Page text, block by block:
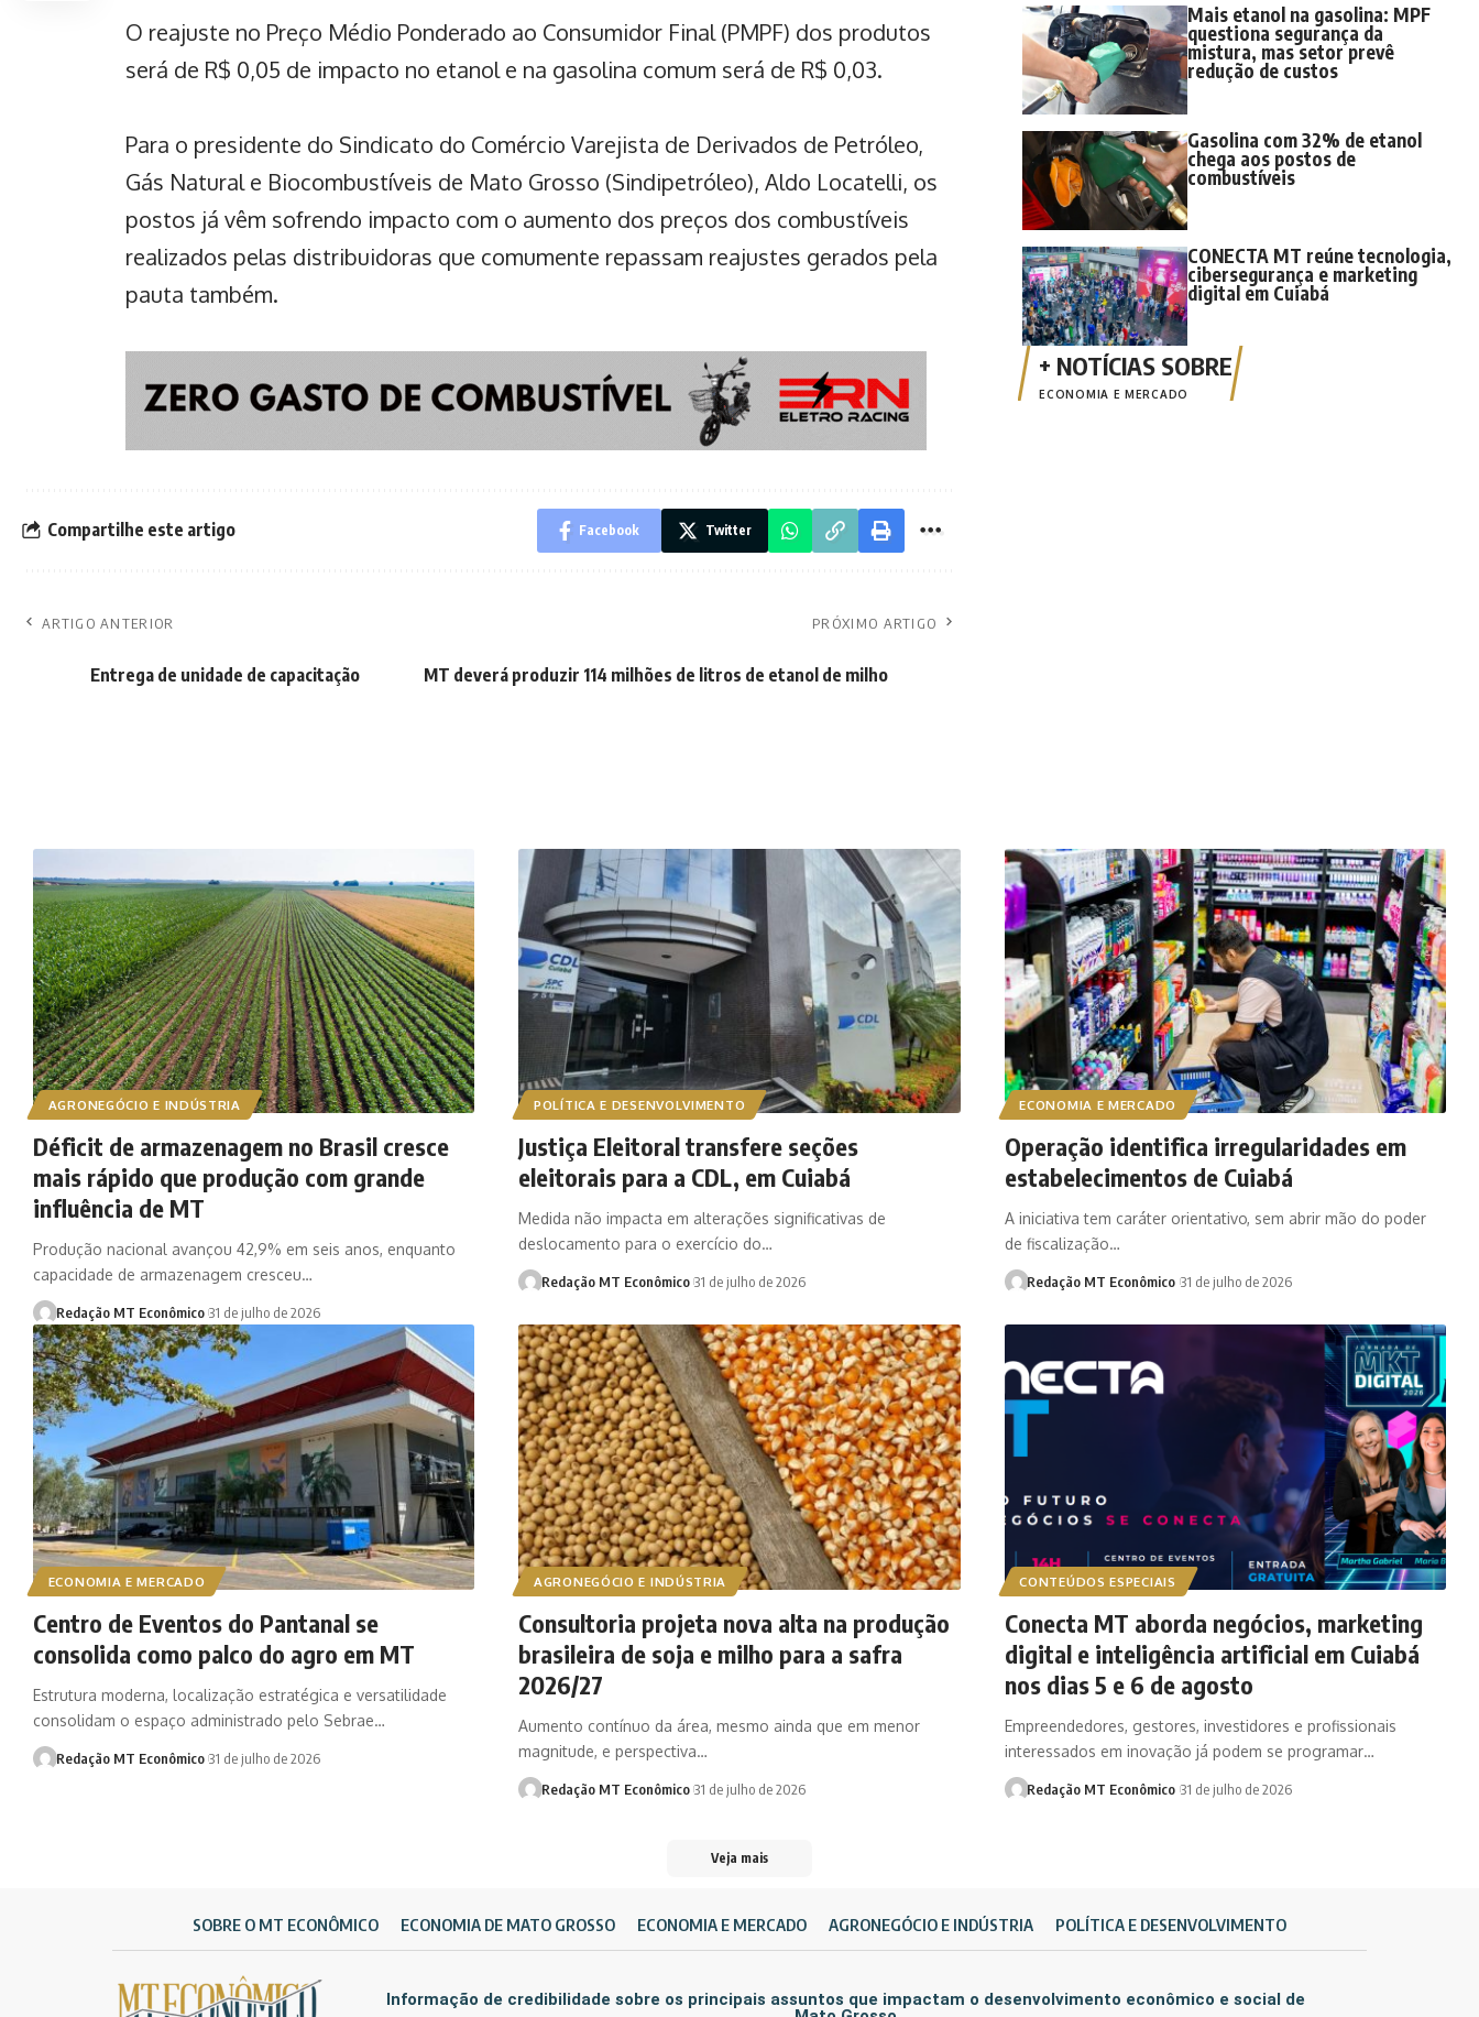
O reajuste no Preço Médio Ponderado ao Consumidor Final (PMPF) dos produtos
será de R$ 0,05 de impacto no etanol e na gasolina comum será de R$ 0,03.
Para o presidente do Sindicato do Comércio Varejista de Derivados de Petróleo,
Gás Natural e Biocombustíveis de Mato Grosso (Sindipetróleo), Aldo Locatelli, os
postos já vêm sofrendo impacto com o aumento dos preços dos combustíveis
realizados pelas distribuidoras que comumente repassam reajustes gerados pela
pauta também.
Compartilhe este artigo Facebook Twitter
ARTIGO ANTERIOR
Entrega de unidade de capacitação
PRÓXIMO ARTIGO
MT deverá produzir 114 milhões de litros de etanol de milho
Mais etanol na gasolina: MPF
questiona segurança da
mistura, mas setor prevê
redução de custos
Gasolina com 32% de etanol
chega aos postos de
combustíveis
CONECTA MT reúne tecnologia,
cibersegurança e marketing
digital em Cuiabá
ECONOMIA E MERCADO
AGRONEGÓCIO E INDÚSTRIA
Déficit de armazenagem no Brasil cresce
mais rápido que produção com grande
influência de MT
Produção nacional avançou 42,9% em seis anos, enquanto
capacidade de armazenagem cresceu…
Redação MT Econômico 31 de julho de 2026
POLÍTICA E DESENVOLVIMENTO
Justiça Eleitoral transfere seções
eleitorais para a CDL, em Cuiabá
Medida não impacta em alterações significativas de
deslocamento para o exercício do…
Redação MT Econômico 31 de julho de 2026
ECONOMIA E MERCADO
Operação identifica irregularidades em
estabelecimentos de Cuiabá
A iniciativa tem caráter orientativo, sem abrir mão do poder
de fiscalização…
Redação MT Econômico 31 de julho de 2026
ECONOMIA E MERCADO
Centro de Eventos do Pantanal se
consolida como palco do agro em MT
Estrutura moderna, localização estratégica e versatilidade
consolidam o espaço administrado pelo Sebrae…
Redação MT Econômico 31 de julho de 2026
AGRONEGÓCIO E INDÚSTRIA
Consultoria projeta nova alta na produção
brasileira de soja e milho para a safra
2026/27
Aumento contínuo da área, mesmo ainda que em menor
magnitude, e perspectiva…
Redação MT Econômico 31 de julho de 2026
CONTEÚDOS ESPECIAIS
Conecta MT aborda negócios, marketing
digital e inteligência artificial em Cuiabá
nos dias 5 e 6 de agosto
Empreendedores, gestores, investidores e profissionais
interessados em inovação já podem se programar…
Redação MT Econômico 31 de julho de 2026
Veja mais
SOBRE O MT ECONÔMICO ECONOMIA DE MATO GROSSO ECONOMIA E MERCADO AGRONEGÓCIO E INDÚSTRIA POLÍTICA E DESENVOLVIMENTO
Informação de credibilidade sobre os principais assuntos que impactam o desenvolvimento econômico e social de